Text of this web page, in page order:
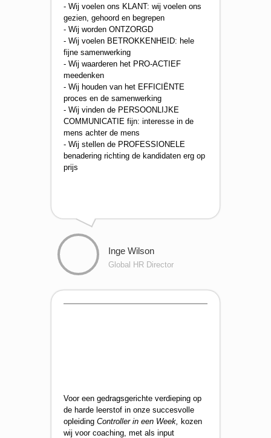
- Wij voelen ons KLANT: wij voelen ons
gezien, gehoord en begrepen
- Wij worden ONTZORGD
- Wij voelen BETROKKENHEID: hele
fijne samenwerking
- Wij waarderen het PRO-ACTIEF
meedenken
- Wij houden van het EFFICIËNTE
proces en de samenwerking
- Wij vinden de PERSOONLIJKE
COMMUNICATIE fijn: interesse in de
mens achter de mens
- Wij stellen de PROFESSIONELE
benadering richting de kandidaten erg op
prijs
Inge Wilson
Global HR Director
Voor een gedragsgerichte verdieping op
de harde leerstof in onze succesvolle
opleiding Controller in een Week, kozen
wij voor coaching, met als input